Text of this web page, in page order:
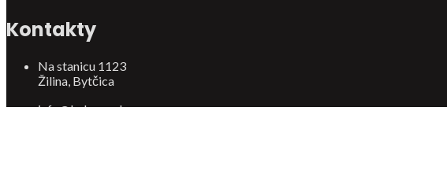
Kontakty
Na stanicu 1123
Žilina, Bytčica
info@behmar.sk